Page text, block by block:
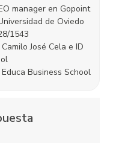
manager en Gopoint
de Oviedo
1543
José Cela e ID
Business School